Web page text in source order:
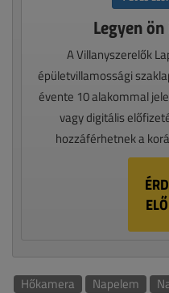
Legyen
A Villanyszerelők
épületvillamossági
évente 10 alakommal
vagy digitális
hozzáférhetnek a
Hőkamera Napelem